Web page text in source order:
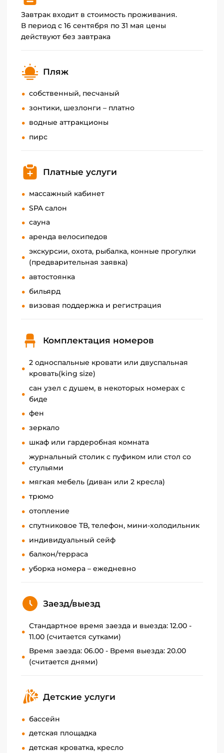
Завтрак входит в стоимость проживания.
В период с 16 сентября по 31 мая цены
действуют без завтрака
Пляж
собственный, песчаный
зонтики, шезлонги – платно
водные аттракционы
пирс
Платные услуги
массажный кабинет
SPA салон
сауна
аренда велосипедов
экскурсии, охота, рыбалка, конные прогулки
(предварительная заявка)
автостоянка
бильярд
визовая поддержка и регистрация
Комплектация номеров
2 односпальные кровати или двуспальная
кровать(king size)
сан узел с душем, в некоторых номерах с
биде
фен
зеркало
шкаф или гардеробная комната
журнальный столик с пуфиком или стол со
стульями
мягкая мебель (диван или 2 кресла)
трюмо
отопление
спутниковое TВ, телефон, мини-холодильник
индивидуальный сейф
балкон/терраса
уборка номера – ежедневно
Заезд/выезд
Стандартное время заезда и выезда: 12.00 -
11.00 (считается сутками)
Время заезда: 06.00 - Время выезда: 20.00
(считается днями)
Детские услуги
бассейн
детская площадка
детская кроватка, кресло